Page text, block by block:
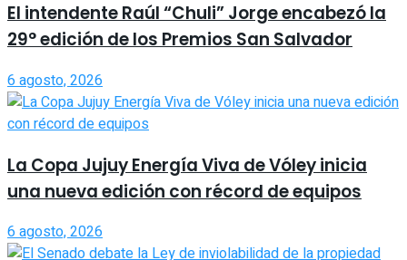
El intendente Raúl “Chuli” Jorge encabezó la
29° edición de los Premios San Salvador
6 agosto, 2026
La Copa Jujuy Energía Viva de Vóley inicia
una nueva edición con récord de equipos
6 agosto, 2026